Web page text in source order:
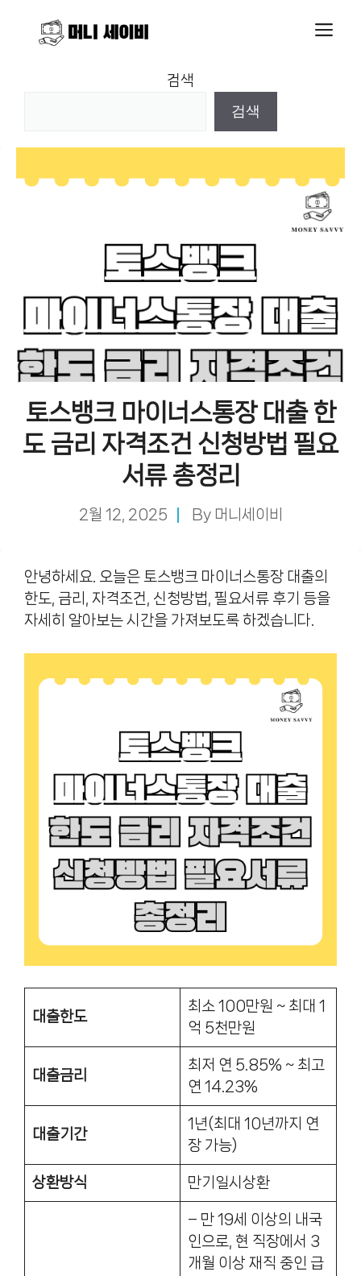
검색
검색
토스뱅크 마이너스통장 대출 한
도 금리 자격조건 신청방법 필요
서류 총정리
2월 12, 2025 By 머니세이비
안녕하세요. 오늘은 토스뱅크 마이너스통장 대출의
한도, 금리, 자격조건, 신청방법, 필요서류 후기 등을
자세히 알아보는 시간을 가져보도록 하겠습니다.
대출한도
최소 100만원 ~ 최대 1
억 5천만원
대출금리
최저 연 5.85% ~ 최고
연 14.23%
대출기간
1년(최대 10년까지 연
장 가능)
상환방식 만기일시상환
– 만 19세 이상의 내국
인으로, 현 직장에서 3
개월 이상 재직 중인 급